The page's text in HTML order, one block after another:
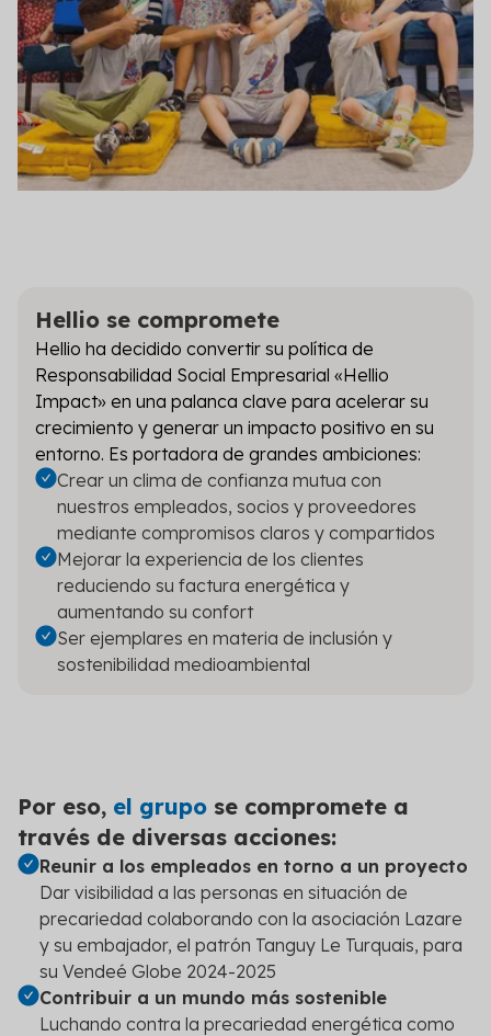
Hellio se compromete
Hellio ha decidido convertir su política de
Responsabilidad Social Empresarial «Hellio
Impact» en una palanca clave para acelerar su
crecimiento y generar un impacto positivo en su
entorno. Es portadora de grandes ambiciones:
Crear un clima de confianza mutua con
nuestros empleados, socios y proveedores
mediante compromisos claros y compartidos
Mejorar la experiencia de los clientes
reduciendo su factura energética y
aumentando su confort
Ser ejemplares en materia de inclusión y
sostenibilidad medioambiental
Por eso, el grupo se compromete a
través de diversas acciones:
Reunir a los empleados en torno a un proyecto
Dar visibilidad a las personas en situación de
precariedad colaborando con la asociación Lazare
y su embajador, el patrón Tanguy Le Turquais, para
su Vendeé Globe 2024-2025
Contribuir a un mundo más sostenible
Luchando contra la precariedad energética como